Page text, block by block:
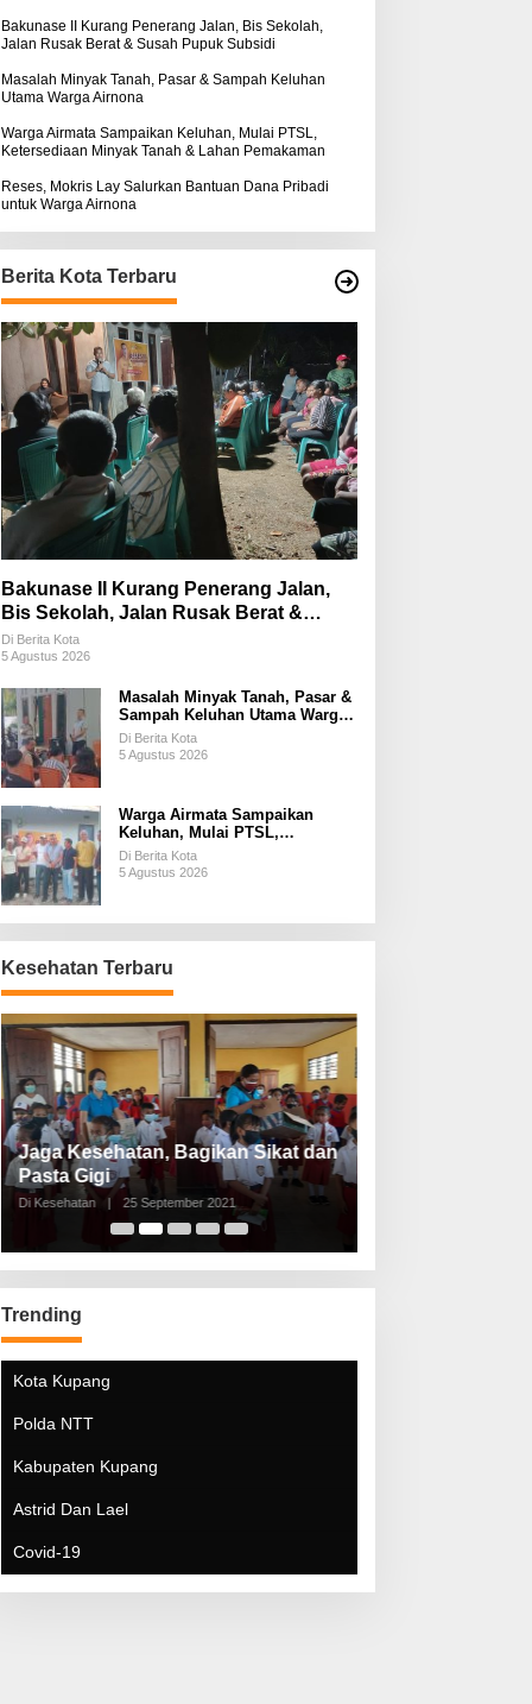
Bakunase II Kurang Penerang Jalan, Bis Sekolah,
Jalan Rusak Berat & Susah Pupuk Subsidi
Masalah Minyak Tanah, Pasar & Sampah Keluhan
Utama Warga Airnona
Warga Airmata Sampaikan Keluhan, Mulai PTSL,
Ketersediaan Minyak Tanah & Lahan Pemakaman
Reses, Mokris Lay Salurkan Bantuan Dana Pribadi
untuk Warga Airnona
Berita Kota Terbaru
Bakunase II Kurang Penerang Jalan,
Bis Sekolah, Jalan Rusak Berat &
Susah Pupuk Subsidi
Di Berita Kota
5 Agustus 2026
Masalah Minyak Tanah, Pasar &
Sampah Keluhan Utama Warga
Airnona
Di Berita Kota
5 Agustus 2026
Warga Airmata Sampaikan
Keluhan, Mulai PTSL,
Ketersediaan Minyak Tanah &
Lahan Pemakaman
Di Berita Kota
5 Agustus 2026
Kesehatan Terbaru
Jaga Kesehatan, Bagikan Sikat dan
Pasta Gigi
Di Kesehatan | 25 September 2021
Trending
Kota Kupang
Polda NTT
Kabupaten Kupang
Astrid Dan Lael
Covid-19